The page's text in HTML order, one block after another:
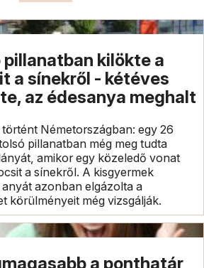
pillanatban kilökte a
a sínekről - kétéves
az édesanya meghalt
Németországban: egy 26
pillanatban még meg tudta
amikor egy közeledő vonat
a sínekről. A kisgyermek
azonban elgázolta a
körülményeit még vizsgálják.
a ponthatár